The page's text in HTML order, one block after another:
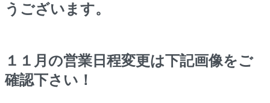
うございます。
１１月の営業日程変更は下記画像をご
確認下さい！